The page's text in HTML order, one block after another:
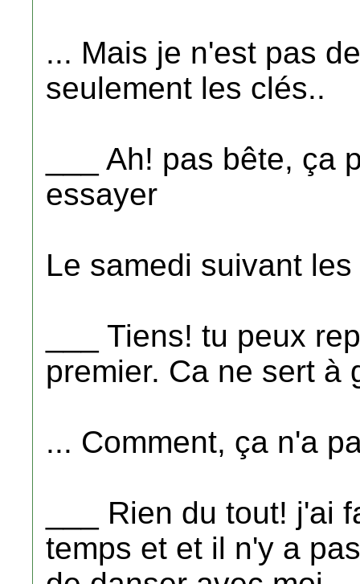
... Mais je n'est pas
seulement les clés..
___ Ah! pas bête, ça
essayer
Le samedi suivant
___ Tiens! tu peux
premier. Ca ne sert à
... Comment, ça n'a
___ Rien du tout! j'ai
temps et et il n'y a